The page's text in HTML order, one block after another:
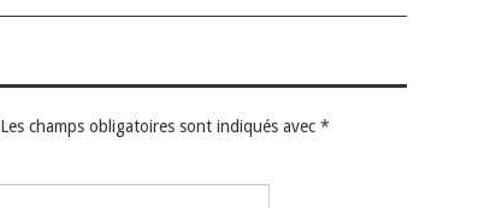
Les champs obligatoires sont indiqués avec *